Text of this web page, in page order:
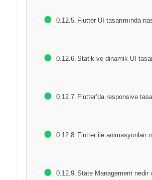
Flutter UI tasarımında
Statik ve dinamik UI
Flutter’da responsive
Flutter ile animasyonları
State Management nedir